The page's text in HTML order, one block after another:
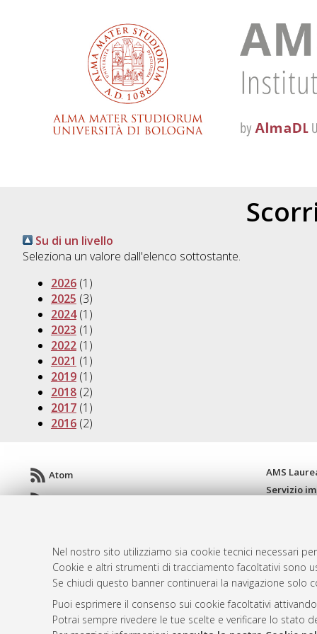
Nel nostro sito utilizziamo sia cookie tecnici necessari
Cookie e altri strumenti di tracciamento facoltativi sono
Se chiudi questo banner continuerai la navigazione solo
Puoi esprimere il consenso sui cookie facoltativi
Potrai sempre rivedere le tue scelte e verificare lo stato
Su di un livello
Seleziona un valore dall'elenco sottostante.
2026(1)
2025 (3)
2024(1)
2023 (1)
2022(1)
2021 (1)
2019(1)
2018(2)
2017(1)
2016(2)
Atom
Rss 1.0
AMS
Servizio
© ALMA MATER STUDIORUM -